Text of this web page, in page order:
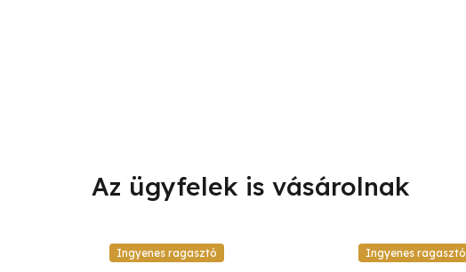
Ingyenes ragasztó Ingyenes ragasztó